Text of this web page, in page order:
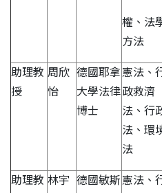
權、法
方法
助理教
授
周欣
怡
德國耶拿
大學法律
博士
憲法、
政救濟
法、行
法、環
法
助理教 林宇
德國敏斯 憲法、